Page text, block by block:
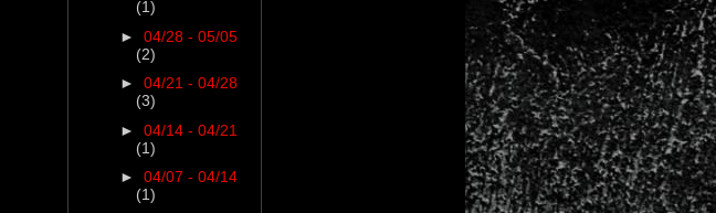
(1)
► 04/28 - 05/05
(2)
► 04/21 - 04/28
(3)
► 04/14 - 04/21
(1)
► 04/07 - 04/14
(1)